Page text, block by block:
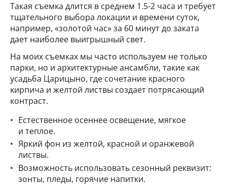
Такая съемка длится в среднем 1.5-2 часа и требует
тщательного выбора локации и времени суток,
например, «золотой час» за 60 минут до заката
дает наиболее выигрышный свет.
На моих съемках мы часто используем не только
парки, но и архитектурные ансамбли, такие как
усадьба Царицыно, где сочетание красного
кирпича и желтой листвы создает потрясающий
контраст.
Естественное осеннее освещение, мягкое
и теплое.
Яркий фон из желтой, красной и оранжевой
листвы.
Возможность использовать сезонный реквизит:
зонты, пледы, горячие напитки.